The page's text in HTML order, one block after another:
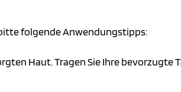
bitte folgende Anwendungstipps:
Haut. Tragen Sie Ihre bevorzugte